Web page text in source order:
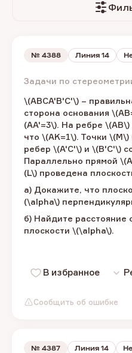
№ 4388 Линия 14
Сообщить об ошибке
Задачи по
\(ABCA'B'C'\) –
сторона основания​
(AA'=3\). ​На ребре
что \(AK=1\). ​Точки
ребер \(A'C'\) ​и \(B'C'\)
Параллельно прямой
(L\) ​проведена
а) Докажите, что
(\alpha\)
б) Найдите расстояние
плоскости \(\alpha\).​
В избранное
№ 4387 Линия 14